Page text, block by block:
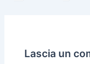
Lascia un